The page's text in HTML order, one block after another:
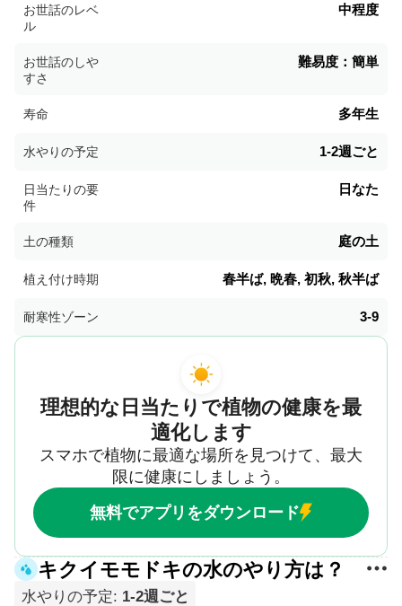
お世話のレベ
ル
中程度
お世話のしや
すさ
難易度：簡単
寿命 多年生
水やりの予定 1-2週ごと
日当たりの要
件
日なた
土の種類 庭の土
植え付け時期 春半ば, 晩春, 初秋, 秋半ば
耐寒性ゾーン 3-9
理想的な日当たりで植物の健康を最
適化します
スマホで植物に最適な場所を見つけて、最大
限に健康にしましょう。
無料でアプリをダウンロード
キクイモモドキの水のやり方は？
水やりの予定: 1-2週ごと